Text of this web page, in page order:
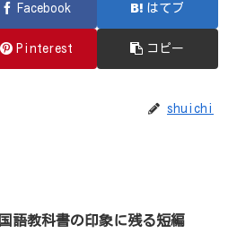
Facebook はてブ
Pinterest コピー
shuichi
国語教科書の印象に残る短編